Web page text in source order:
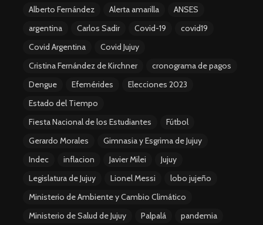
Alberto Fernández Alerta amarilla
ANSES
argentina
Carlos Sadir Covid-19
covid19
Covid Argentina
Covid Jujuy
Cristina Fernández de Kirchner
cronograma de pagos
Dengue
Efemérides
Elecciones 2023
Estado del Tiempo
Fiesta Nacional de los Estudiantes
Fútbol
Gerardo Morales
Gimnasia y Esgrima de Jujuy
Indec
inflacion Javier Milei
Jujuy
Legislatura de Jujuy
Lionel Messi
lobo jujeño
Ministerio de Ambiente y Cambio Climático
Ministerio de Salud de Jujuy
Palpalá pandemia